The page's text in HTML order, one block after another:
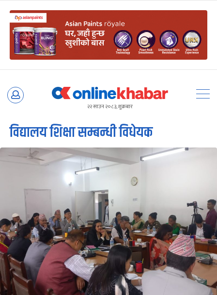
Skip
२२ साउन २०८३, शुक्रबार
विद्यालय शिक्षा सम्बन्धी विधेयक